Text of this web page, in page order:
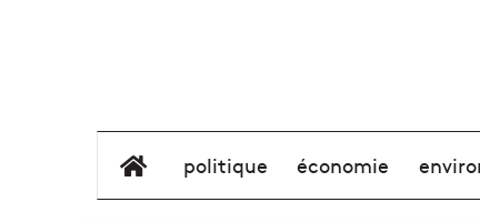
élément de menu
politique économie